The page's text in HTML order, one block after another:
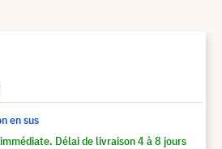
en sus
Délai de livraison 4 à 8 jours